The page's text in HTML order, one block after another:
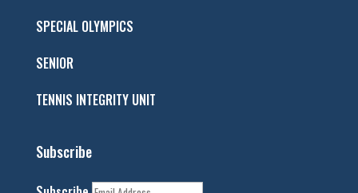
SPECIAL OLYMPICS
SENIOR
TENNIS INTEGRITY UNIT
Subscribe